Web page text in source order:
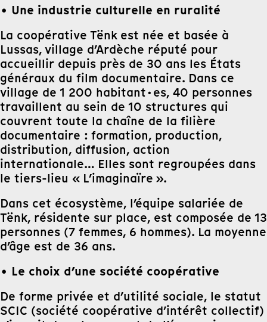
• Une industrie culturelle en ruralité
La coopérative Tënk est née et basée à
Lussas, village d’Ardèche réputé pour
accueillir depuis près de 30 ans les États
généraux du film documentaire. Dans ce
village de 1 200 habitant·es, 40 personnes
travaillent au sein de 10 structures qui
couvrent toute la chaîne de la filière
documentaire : formation, production,
distribution, diffusion, action
internationale… Elles sont regroupées dans
le tiers-lieu « L’imaginaïre ».
Dans cet écosystème, l’équipe salariée de
Tënk, résidente sur place, est composée de 13
personnes (7 femmes, 6 hommes). La moyenne
d’âge est de 36 ans.
• Le choix d’une société coopérative
De forme privée et d’utilité sociale, le statut
SCIC (société coopérative d’intérêt collectif)